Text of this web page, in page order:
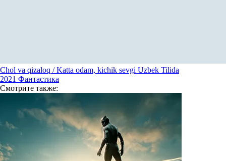
Chol va qizaloq / Katta odam, kichik sevgi Uzbek Tilida
2021 Фантастика
Смотрите также: